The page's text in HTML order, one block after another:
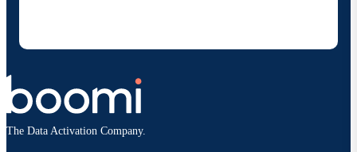
The Data Activation Company.